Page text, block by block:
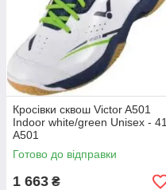
Кросівки сквош Victor A501
Indoor white/green Unisex - 41
A501
Готово до відправки
1 663 ₴